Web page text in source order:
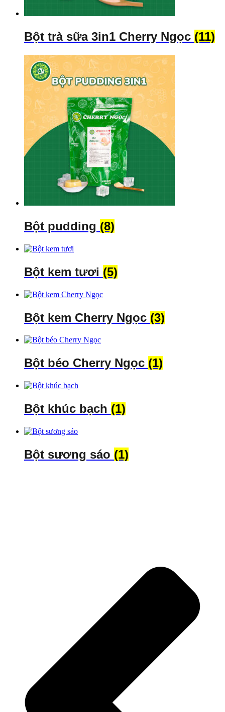
Bột trà sữa 3in1 Cherry Ngọc (11)
Bột pudding (8)
Bột kem tươi (5)
Bột kem Cherry Ngọc (3)
Bột béo Cherry Ngọc (1)
Bột khúc bạch (1)
Bột sương sáo (1)